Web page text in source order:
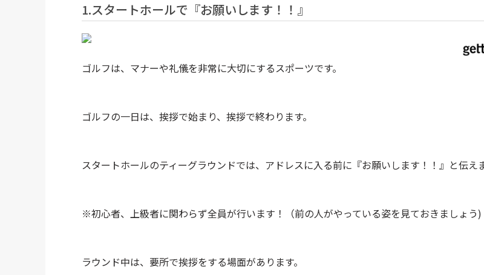
1.スタートホールで『お願いします！！』
ゴルフは、マナーや礼儀を非常に大切にするスポーツです。
ゴルフの一日は、挨拶で始まり、挨拶で終わります。
スタートホールのティーグラウンドでは、アドレスに入る前に『お願いします！！』と伝え
※初心者、上級者に関わらず全員が行います！（前の人がやっている姿を見ておきましょう)
ラウンド中は、要所で挨拶をする場面があります。